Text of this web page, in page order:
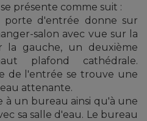
présente comme suit :
porte d'entrée donne sur
salon avec vue sur la
la gauche, un deuxième
plafond cathédrale.
de l'entrée se trouve une
attenante.
à un bureau ainsi qu'à une
sa salle d'eau. Le bureau